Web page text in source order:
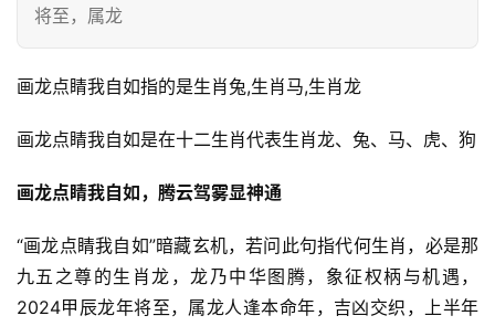
将至，属龙
画龙点睛我自如指的是生肖兔,生肖马,生肖龙
画龙点睛我自如是在十二生肖代表生肖龙、兔、马、虎、狗
画龙点睛我自如，腾云驾雾显神通
“画龙点睛我自如”暗藏玄机，若问此句指代何生肖，必是那
九五之尊的生肖龙，龙乃中华图腾，象征权柄与机遇，
2024甲辰龙年将至，属龙人逢本命年，吉凶交织，上半年